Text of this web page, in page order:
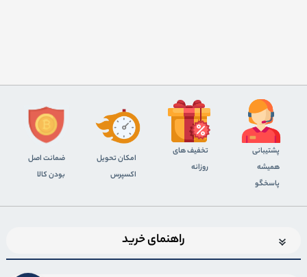
پشتیبانی
همیشه
پاسخگو
تخفیف های
روزانه
اﻣﮑﺎن ﺗﺤﻮﯾﻞ
اﮐﺴﭙﺮس
ضمانت اصل
بودن کالا
راهنمای خرید